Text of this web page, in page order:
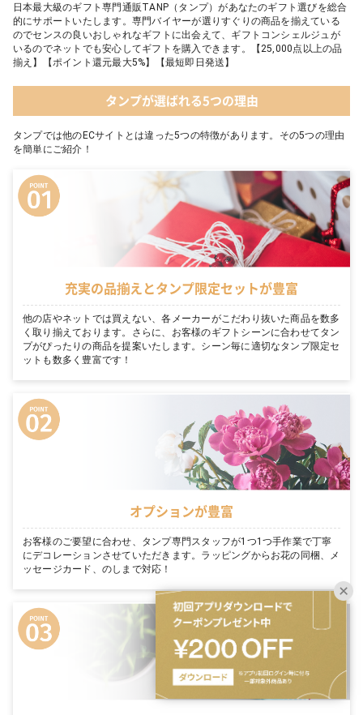
日本最大級のギフト専門通販TANP（タンプ）があなたのギフト選びを総合
的にサポートいたします。専門バイヤーが選りすぐりの商品を揃えている
のでセンスの良いおしゃれなギフトに出会えて、ギフトコンシェルジュが
いるのでネットでも安心してギフトを購入できます。【25,000点以上の品
揃え】【ポイント還元最大5%】【最短即日発送】
タンプが選ばれる5つの理由
タンプでは他のECサイトとは違った5つの特徴があります。その5つの理由
を簡単にご紹介！
充実の品揃えとタンプ限定セットが豊富
他の店やネットでは買えない、各メーカーがこだわり抜いた商品を数多
く取り揃えております。さらに、お客様のギフトシーンに合わせてタン
プがぴったりの商品を提案いたします。シーン毎に適切なタンプ限定セ
ットも数多く豊富です！
オプションが豊富
お客様のご要望に合わせ、タンプ専門スタッフが1つ1つ手作業で丁寧
にデコレーションさせていただきます。ラッピングからお花の同梱、メ
ッセージカード、のしまで対応！